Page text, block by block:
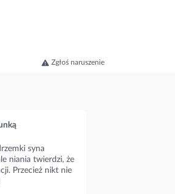
Zgłoś naruszenie
syna
niania twierdzi, że
Przecież nikt nie